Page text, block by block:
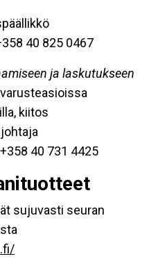
40 825 0467
ja laskutukseen
kiitos
40 731 4425
sujuvasti seuran